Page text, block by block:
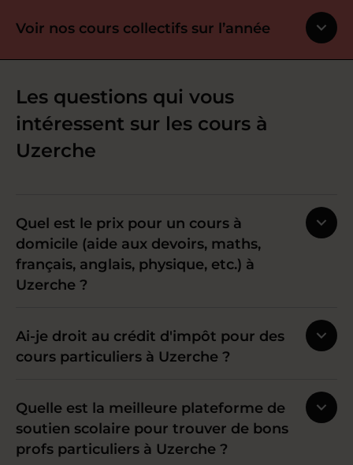
Voir nos cours collectifs sur l’année
Les questions qui vous
intéressent sur les cours à
Uzerche
Quel est le prix pour un cours à
domicile (aide aux devoirs, maths,
français, anglais, physique, etc.) à
Uzerche ?
Ai-je droit au crédit d'impôt pour des
cours particuliers à Uzerche ?
Quelle est la meilleure plateforme de
soutien scolaire pour trouver de bons
profs particuliers à Uzerche ?